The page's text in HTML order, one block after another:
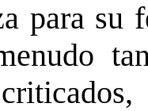
para